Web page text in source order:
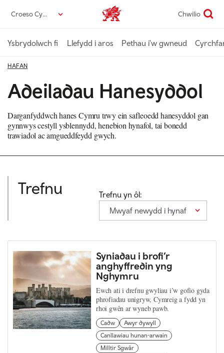
gynnwys
Croeso Cymru Croeso Cymru home Chwilio
Ysbrydolwch fi Llefydd i aros Pethau i'w gwneud
HAFAN
Adeiladau Hanesyddol
Darganfyddwch hanes Cymru trwy ein safleoedd hanesyddol gan
gynnwys cestyll ysblennydd, henebion hynafol, tai bonedd
trawiadol ac amgueddfeydd gwych.
Trefnu
Trefnu yn ôl:
Mwyaf newydd i hynaf
Syniadau i brofi’r
anghyffredin yng
Nghymru
Ewch ati i drefnu gwyliau i’w gofio gyda
phrofiadau unigryw, Cymreig a fydd yn
rhoi gwên ar wyneb pawb.
Cadw
Awyr dywyll
Canllawiau hunan-arwain
Milltir Sgwâr